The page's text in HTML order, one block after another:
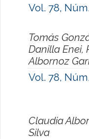
Vol. 78,
Tomás
Danilla Enei,
Albornoz
Vol. 78,
Claudia
Silva